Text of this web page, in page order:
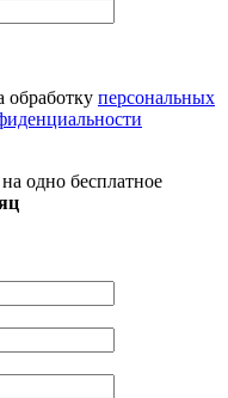
обработку персональных
одно бесплатное